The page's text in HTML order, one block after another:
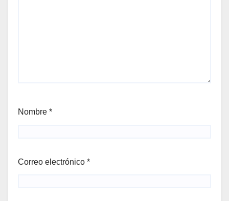
Nombre *
Correo electrónico *